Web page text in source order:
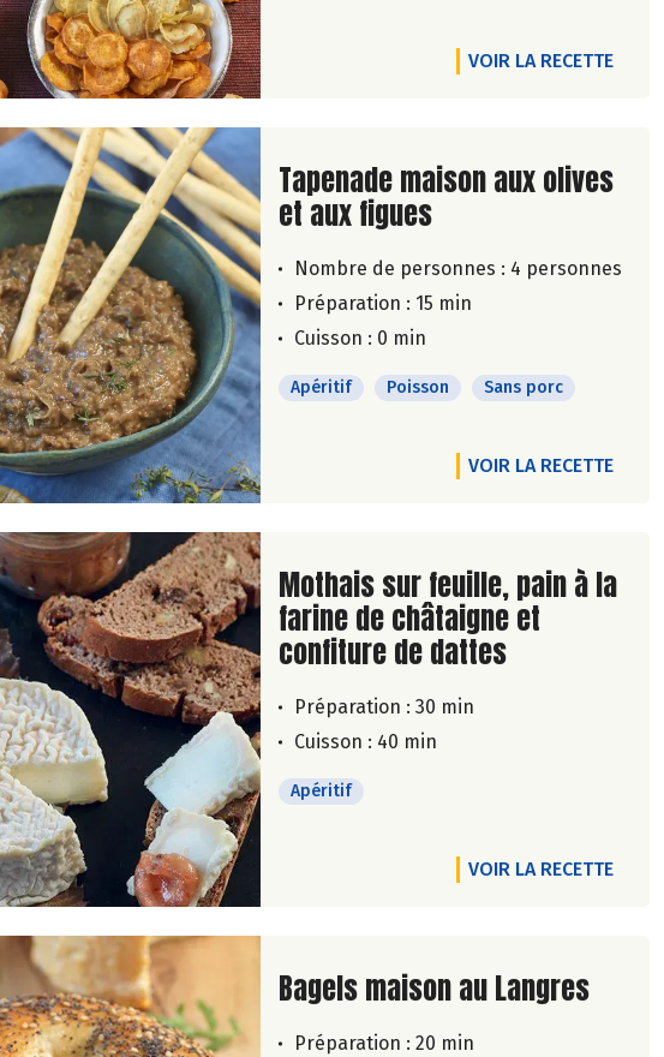
VOIR LA RECETTE
Lire la suite de la recette
Tapenade maison aux olives
et aux figues
Nombre de personnes : 4 personnes
Préparation : 15 min
Cuisson : 0 min
Apéritif Poisson Sans porc
VOIR LA RECETTE
Lire la suite de la recette
Mothais sur feuille, pain à la
farine de châtaigne et
confiture de dattes
Préparation : 30 min
Cuisson : 40 min
Apéritif
VOIR LA RECETTE
Lire la suite de la recette
Bagels maison au Langres
Préparation : 20 min